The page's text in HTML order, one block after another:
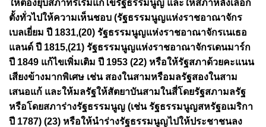
ให้ต้องยุบสภาที่ริเริ่มแก้ไขรัฐธรรมนูญ และให้สภาหลังเลือก
ตั้งทั่วไปให้ความเห็นชอบ (รัฐธรรมนูญแห่งราชอาณาจักร
เบลเยี่ยม ปี 1831,(20) รัฐธรรมนูญแห่งราชอาณาจักรเนเธอ
แลนด์ ปี 1815,(21) รัฐธรรมนูญแห่งราชอาณาจักรเดนมาร์ก
ปี 1849 แก้ไขเพิ่มเติม ปี 1953 (22) หรือให้รัฐสภาด้วยคะแนน
เสียงข้างมากพิเศษ เช่น สองในสามหรือมลรัฐสองในสาม
เสนอแก้ และให้มลรัฐให้สัตยาบันสามในสี่โดยรัฐสภามลรัฐ
หรือโดยสภาร่างรัฐธรรมนูญ (เช่น รัฐธรรมนูญสหรัฐอเมริกา
ปี 1787) (23) หรือให้นำร่างรัฐธรรมนูญไปให้ประชาชนลง